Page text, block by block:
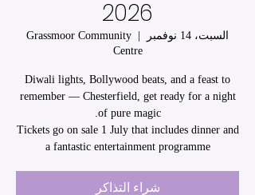
2026
السبت، 14 نوفمبر
  |
Grassmoor Community
Centre
Diwali lights, Bollywood beats, and a feast to
remember — Chesterfield, get ready for a night
Tickets go on sale 1 July that includes dinner and
a fantastic entertainment programme
شراء التذاكر